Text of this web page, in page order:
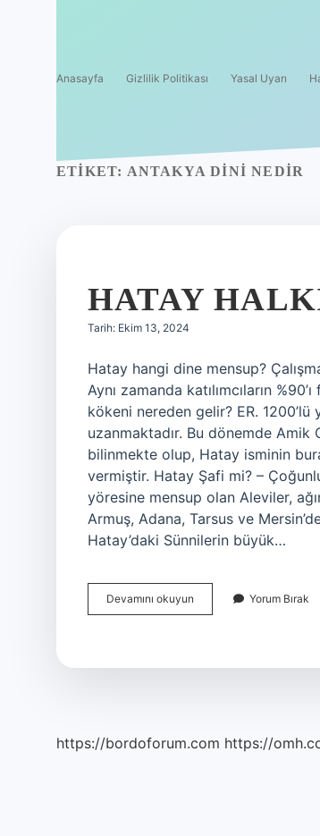
Anasayfa Gizlilik Politikası Yasal Uyarı
ETIKET: ANTAKYA DINI NEDIR
HATAY
Tarih: Ekim 13, 2024
Hatay hangi dine mensup?
Aynı zamanda katılımcıların
kökeni nereden gelir? ER.
uzanmaktadır. Bu dönemde Amik
bilinmekte olup, Hatay isminin
vermiştir. Hatay Şafi mi? –
yöresine mensup olan Aleviler,
Armuş, Adana, Tarsus ve
Hatay’daki Sünnilerin büyük…
Devamını okuyun
Halkının
Yorum Bırak
https://bordoforum.com https://